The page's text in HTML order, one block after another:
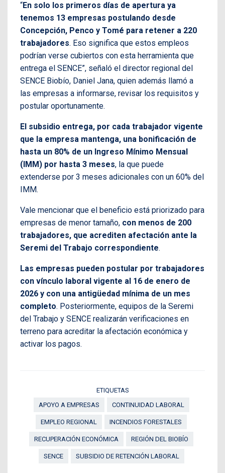
“En solo los primeros días de apertura ya
tenemos 13 empresas postulando desde
Concepción, Penco y Tomé para retener a 220
trabajadores. Eso significa que estos empleos
podrían verse cubiertos con esta herramienta que
entrega el SENCE”, señaló el director regional del
SENCE Biobío, Daniel Jana, quien además llamó a
las empresas a informarse, revisar los requisitos y
postular oportunamente.
El subsidio entrega, por cada trabajador vigente
que la empresa mantenga, una bonificación de
hasta un 80% de un Ingreso Mínimo Mensual
(IMM) por hasta 3 meses, la que puede
extenderse por 3 meses adicionales con un 60% del
IMM.
Vale mencionar que el beneficio está priorizado para
empresas de menor tamaño, con menos de 200
trabajadores, que acrediten afectación ante la
Seremi del Trabajo correspondiente.
Las empresas pueden postular por trabajadores
con vínculo laboral vigente al 16 de enero de
2026 y con una antigüedad mínima de un mes
completo. Posteriormente, equipos de la Seremi
del Trabajo y SENCE realizarán verificaciones en
terreno para acreditar la afectación económica y
activar los pagos.
ETIQUETAS
APOYO A EMPRESAS
CONTINUIDAD LABORAL
EMPLEO REGIONAL INCENDIOS FORESTALES
RECUPERACIÓN ECONÓMICA REGIÓN DEL BIOBÍO
SENCE SUBSIDIO DE RETENCIÓN LABORAL